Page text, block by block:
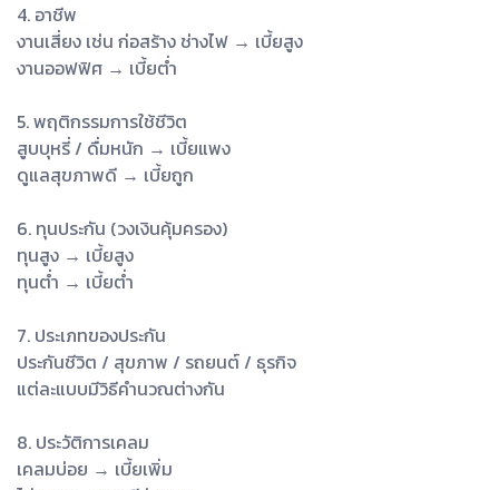
4. อาชีพ
งานเสี่ยง เช่น ก่อสร้าง ช่างไฟ → เบี้ยสูง
งานออฟฟิศ → เบี้ยต่ำ
5. พฤติกรรมการใช้ชีวิต
สูบบุหรี่ / ดื่มหนัก → เบี้ยแพง
ดูแลสุขภาพดี → เบี้ยถูก
6. ทุนประกัน (วงเงินคุ้มครอง)
ทุนสูง → เบี้ยสูง
ทุนต่ำ → เบี้ยต่ำ
7. ประเภทของประกัน
ประกันชีวิต / สุขภาพ / รถยนต์ / ธุรกิจ
แต่ละแบบมีวิธีคำนวณต่างกัน
8. ประวัติการเคลม
เคลมบ่อย → เบี้ยเพิ่ม